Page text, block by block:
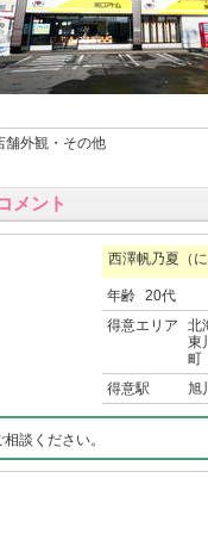
舗外観・その他
メント
西澤帆乃夏（
年齢 20代
得意エリア
北
東
町
得意駅
旭
談ください。